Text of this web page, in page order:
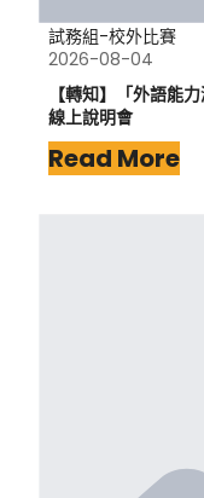
試務組-校外比賽
2026-08-04
【轉知】「外語能
線上說明會
Read More